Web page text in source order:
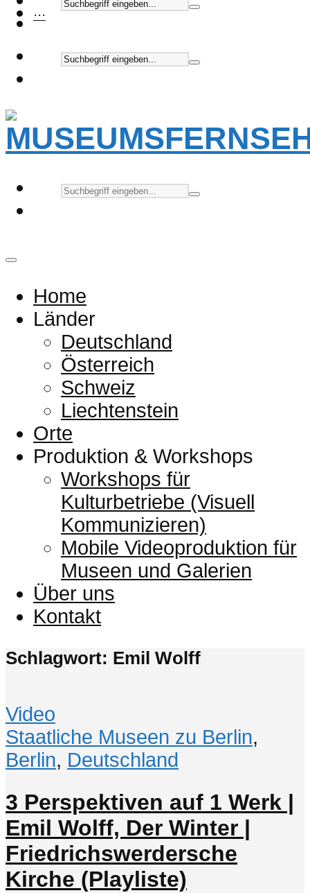
···
Home
Länder
Deutschland
Österreich
Schweiz
Liechtenstein
Orte
Produktion & Workshops
Workshops für
Kulturbetriebe (Visuell
Kommunizieren)
Mobile Videoproduktion für
Museen und Galerien
Über uns
Kontakt
Schlagwort: Emil Wolff
Video
Staatliche Museen zu Berlin,
Berlin, Deutschland
3 Perspektiven auf 1 Werk |
Emil Wolff, Der Winter |
Friedrichswerdersche
Kirche (Playliste)